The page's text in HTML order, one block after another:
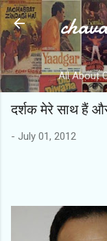
All About
दर्शक मेरे साथ हैं
- July 01, 2012